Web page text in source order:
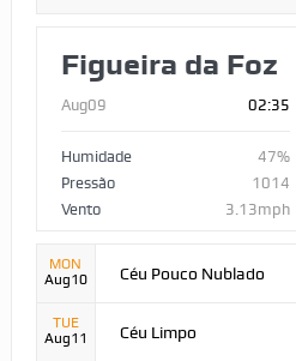
Figueira da Foz
Aug09 02:35
Humidade
47%
Pressão
1014
Vento
3.13mph
MON
Aug10
Céu Pouco Nublado
TUE
Aug11
Céu Limpo